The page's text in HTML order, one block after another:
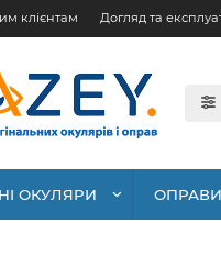
клієнтам Догляд та
ОКУЛЯРИ ОПРАВИ